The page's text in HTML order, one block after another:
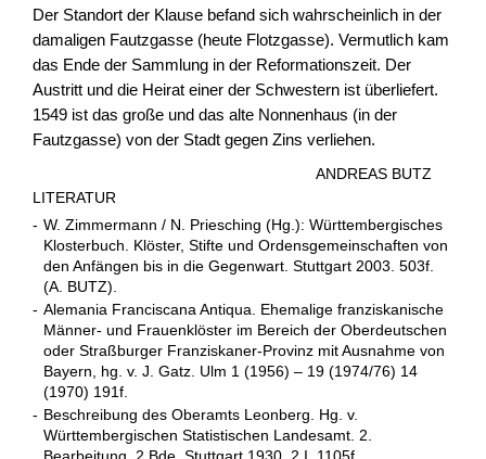
Der Standort der Klause befand sich wahrscheinlich in der
damaligen Fautzgasse (heute Flotzgasse). Vermutlich kam
das Ende der Sammlung in der Reformationszeit. Der
Austritt und die Heirat einer der Schwestern ist überliefert.
1549 ist das große und das alte Nonnenhaus (in der
Fautzgasse) von der Stadt gegen Zins verliehen.
ANDREAS BUTZ
LITERATUR
- W. Zimmermann / N. Priesching (Hg.): Württembergisches
Klosterbuch. Klöster, Stifte und Ordensgemeinschaften von
den Anfängen bis in die Gegenwart. Stuttgart 2003. 503f.
(A. BUTZ).
- Alemania Franciscana Antiqua. Ehemalige franziskanische
Männer- und Frauenklöster im Bereich der Oberdeutschen
oder Straßburger Franziskaner-Provinz mit Ausnahme von
Bayern, hg. v. J. Gatz. Ulm 1 (1956) – 19 (1974/76) 14
(1970) 191f.
- Beschreibung des Oberamts Leonberg. Hg. v.
Württembergischen Statistischen Landesamt. 2.